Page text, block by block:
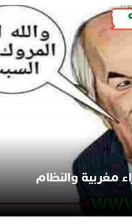
مغربية والنظام